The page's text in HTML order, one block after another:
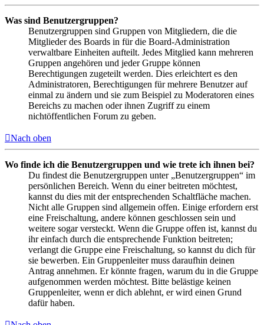
Was sind Benutzergruppen?
Benutzergruppen sind Gruppen von Mitgliedern, die die
Mitglieder des Boards in für die Board-Administration
verwaltbare Einheiten aufteilt. Jedes Mitglied kann mehreren
Gruppen angehören und jeder Gruppe können
Berechtigungen zugeteilt werden. Dies erleichtert es den
Administratoren, Berechtigungen für mehrere Benutzer auf
einmal zu ändern und sie zum Beispiel zu Moderatoren eines
Bereichs zu machen oder ihnen Zugriff zu einem
nichtöffentlichen Forum zu geben.
Nach oben
Wo finde ich die Benutzergruppen und wie trete ich ihnen bei?
Du findest die Benutzergruppen unter „Benutzergruppen“ im
persönlichen Bereich. Wenn du einer beitreten möchtest,
kannst du dies mit der entsprechenden Schaltfläche machen.
Nicht alle Gruppen sind allgemein offen. Einige erfordern erst
eine Freischaltung, andere können geschlossen sein und
weitere sogar versteckt. Wenn die Gruppe offen ist, kannst du
ihr einfach durch die entsprechende Funktion beitreten;
verlangt die Gruppe eine Freischaltung, so kannst du dich für
sie bewerben. Ein Gruppenleiter muss daraufhin deinen
Antrag annehmen. Er könnte fragen, warum du in die Gruppe
aufgenommen werden möchtest. Bitte belästige keinen
Gruppenleiter, wenn er dich ablehnt, er wird einen Grund
dafür haben.